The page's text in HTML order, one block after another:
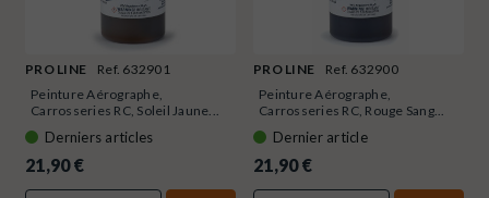
PRO LINE
Ref. 632901
Peinture Aérographe,
Carrosseries RC, Soleil Jaune...
Derniers articles
21,90 €
PRO LINE
Ref. 632900
Peinture Aérographe,
Carrosseries RC, Rouge Sang...
Dernier article
21,90 €